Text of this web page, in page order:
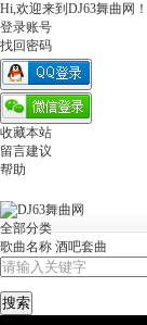
Hi,欢迎来到DJ63舞曲网！
登录账号
找回密码
收藏本站
留言建议
帮助
全部分类
歌曲名称 酒吧套曲